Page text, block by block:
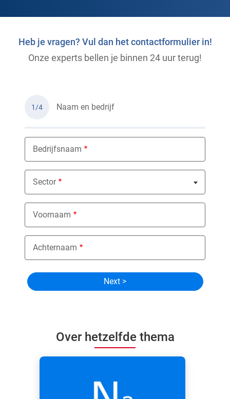
Over hetzelfde thema
Heb je vragen? Vul dan het contactformulier in!
Onze experts bellen je binnen 24 uur terug!
1/4 Naam en bedrijf
Bedrijfsnaam
Sector
Nothing selected
Voornaam
Achternaam